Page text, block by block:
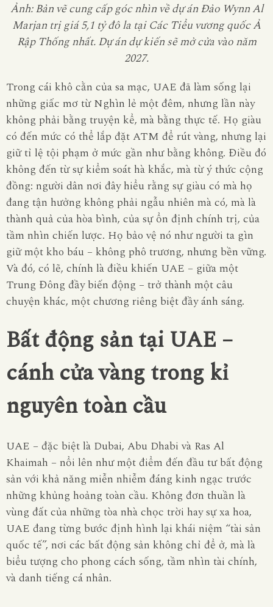
Ảnh: Bản vẽ cung cấp góc nhìn về dự án Đảo Wynn Al
Marjan trị giá 5,1 tỷ đô la tại Các Tiểu vương quốc Ả
Rập Thống nhất. Dự án dự kiến ​​sẽ mở cửa vào năm
2027.
Trong cái khô cằn của sa mạc, UAE đã làm sống lại
những giấc mơ từNghìn lẻ một đêm, nhưng lần này
không phải bằng truyện kể, mà bằng thực tế. Họ giàu
có đến mức có thể lắp đặtATM để rút vàng, nhưng lại
giữ tỉ lệ tội phạm ở mức gần như bằng không. Điều đó
không đến từ sự kiểm soát hà khắc, mà từ ý thức cộng
đồng: người dân nơi đây hiểu rằng sự giàu có mà họ
đang tận hưởng không phải ngẫu nhiên mà có, mà là
thành quả của hòa bình, của sự ổn định chính trị, của
tầm nhìn chiến lược. Họ bảo vệ nó như người ta gìn
giữ một kho báu – không phô trương, nhưng bền vững.
Và đó, có lẽ, chính là điều khiến UAE – giữa một
Trung Đông đầy biến động – trở thành một câu
chuyện khác, một chương riêng biệt đầy ánh sáng.
Bất động sản tại UAE –
cánh cửa vàng trong kỉ
nguyên toàn cầu
UAE – đặc biệt là Dubai, Abu Dhabi và Ras Al
Khaimah – nổi lên như một điểm đến đầu tư bất động
sản với khả năng miễn nhiễm đáng kinh ngạc trước
những khủng hoảng toàn cầu. Không đơn thuần là
vùng đất của những tòa nhà chọc trời hay sự xa hoa,
UAE đang từng bước định hình lại khái niệm “tài sản
quốc tế”, nơi các bất động sản không chỉ để ở, mà là
biểu tượng cho phong cách sống, tầm nhìn tài chính,
và danh tiếng cá nhân.